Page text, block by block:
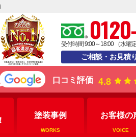
受付時間 9:00～18:00 （水曜定
ご相談・お見積
口コミ評価 4.8
塗装事例
WORKS
お客様の
VOICE